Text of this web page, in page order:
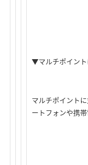
▼マルチポイント
マルチポイント
ートフォンや携